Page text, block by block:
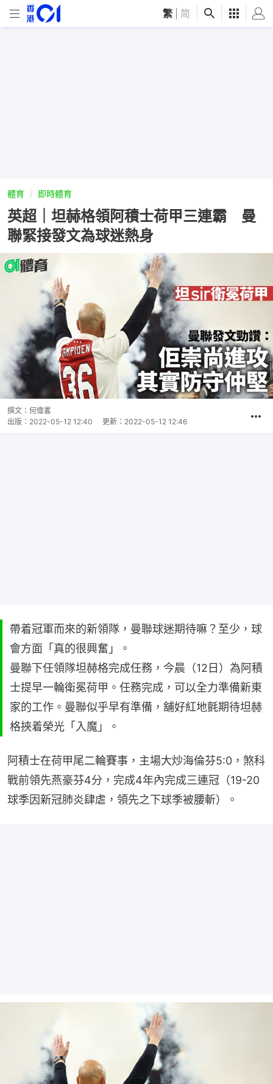
繁 简
體育 即時體育
英超｜坦赫格領阿積士荷甲三連霸 曼
聯緊接發文為球迷熱身
撰文： 何偉畧
出版： 2022-05-12 12:40 更新： 2022-05-12 12:46
帶着冠軍而來的新領隊，曼聯球迷期待嘛？至少，球
會方面「真的很興奮」。
曼聯下任領隊坦赫格完成任務，今晨（12日）為阿積
士提早一輪衛冕荷甲。任務完成，可以全力準備新東
家的工作。曼聯似乎早有準備，舖好紅地氈期待坦赫
格挾着榮光「入魔」。
阿積士在荷甲尾二輪賽事，主場大炒海倫芬5:0，煞科
戰前領先燕豪芬4分，完成4年內完成三連冠（19-20
球季因新冠肺炎肆虐，領先之下球季被腰斬）。